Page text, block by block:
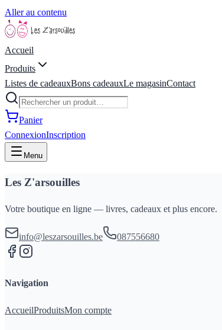
Aller au contenu
Accueil
Produits
Listes de cadeauxBons cadeauxLe magasinContact
Panier
ConnexionInscription
Menu
Les Z'arsouilles
Votre boutique en ligne — livres, cadeaux et plus encore.
info@leszarsouilles.be 087556680
Navigation
AccueilProduitsMon compte